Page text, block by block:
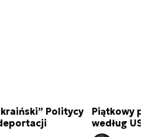
Politycy
Piątkowy
według